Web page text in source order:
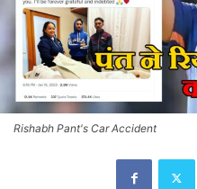
Rishabh Pant's Car Accident